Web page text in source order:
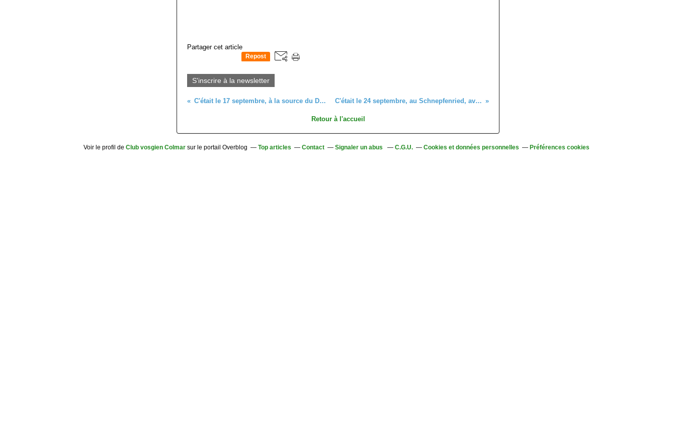
Partager cet article
Repost
S'inscrire à la newsletter
C'était le 17 septembre, à la source du Danube, avec les seniors C'était le 24 septembre, au Schnepfenried, avec les "bons marcheurs"
Retour à l'accueil
Voir le profil de Club vosgien Colmar sur le portail Overblog Top articles Contact Signaler un abus C.G.U. Cookies et données personnelles Préférences cookies